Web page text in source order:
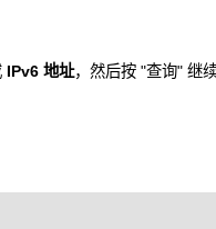
IPv6 地址，然后按 "查询" 继续